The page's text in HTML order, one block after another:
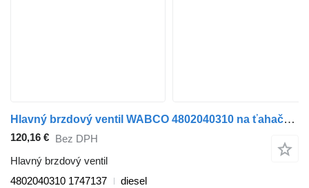
Hlavný brzdový ventil WABCO 4802040310 na ťahača DAF XF106 (2014)
120,16 € Bez DPH
Hlavný brzdový ventil
4802040310 1747137
diesel